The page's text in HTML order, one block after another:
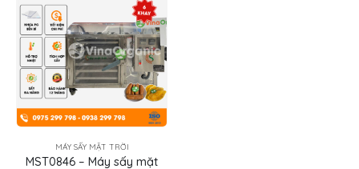
MÁY SẤY MẶT TRỜI
MST0846 – Máy sấy mặt